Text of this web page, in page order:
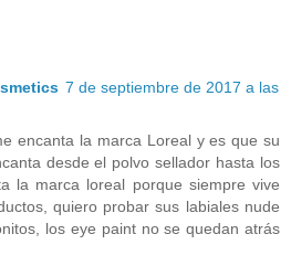
7 de septiembre de 2017 a las
encanta la marca Loreal y es que su
desde el polvo sellador hasta los
la marca loreal porque siempre vive
quiero probar sus labiales nude
los eye paint no se quedan atrás